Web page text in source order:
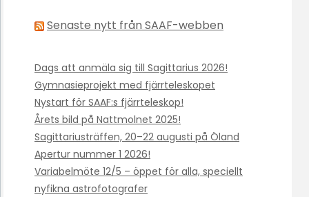
Senaste nytt från SAAF-webben
Dags att anmäla sig till Sagittarius 2026!
Gymnasieprojekt med fjärrteleskopet
Nystart för SAAF:s fjärrteleskop!
Årets bild på Nattmolnet 2025!
Sagittariusträffen, 20–22 augusti på Öland
Apertur nummer 1 2026!
Variabelmöte 12/5 – öppet för alla, speciellt
nyfikna astrofotografer